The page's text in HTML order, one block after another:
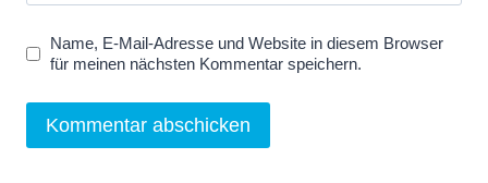
Name, E-Mail-Adresse und Website in diesem Browser
für meinen nächsten Kommentar speichern.